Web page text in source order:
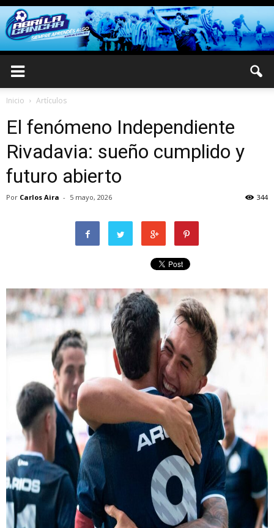
Inicio Artículos
El fenómeno Independiente
Rivadavia: sueño cumplido y
futuro abierto
Por Carlos Aira - 5 mayo, 2026 344